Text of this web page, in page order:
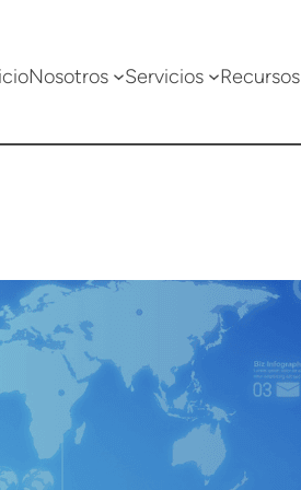
Nosotros Servicios Recursos